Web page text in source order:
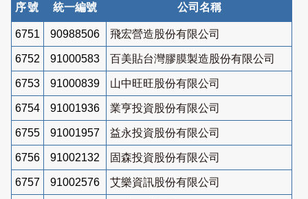
序號 統一編號 公司名稱
6751 90988506 飛宏營造股份有限公司
6752 91000583 百美貼台灣膠膜製造股份有限公司
6753 91000839 山中旺旺股份有限公司
6754 91001936 業亨投資股份有限公司
6755 91001957 益永投資股份有限公司
6756 91002132 固森投資股份有限公司
6757 91002576 艾樂資訊股份有限公司